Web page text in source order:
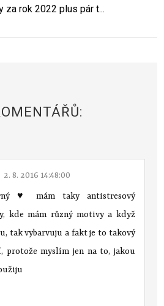
za rok 2022 plus pár t...
2. 8. 2016 14:48:00
♥ mám taky antistresový
kde mám různý motivy a když
tak vybarvuju a fakt je to takový
protože myslím jen na to, jakou